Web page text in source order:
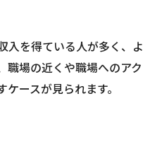
入を得ている人が多く、よ
職場の近くや職場へのアク
ースが見られます。